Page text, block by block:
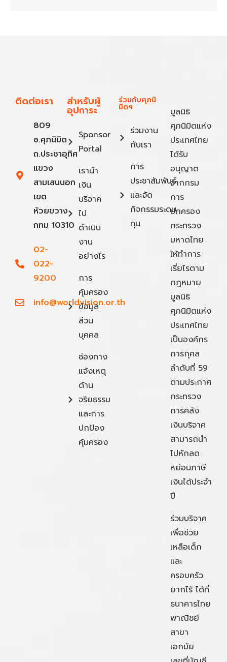
ติดต่อเรา
809
ซ.ศุภนิมิต
ถ.ประชาอุทิศ
แขวง
สามเสนนอก
เขต
ห้วยขวาง
กทม 10310
02-
022-
9200
info@worldvision.or.th
สำหรับผู้
อุปการะ
Sponsor
Portal
เรานำ
เงิน
บริจาค
ไป
ดำเนิน
งาน
อย่างไร
การ
คุ้มครอง
ข้อมูล
ส่วน
บุคคล
ช่องทาง
แจ้งเหตุ
ด้าน
จริยธรรม
และการ
ปกป้อง
คุ้มครอง
ร่วมกับศุภนิ
มิตฯ
ร่วมงาน
กับเรา
การ
ประชาสัมพันธ์
และจัด
กิจกรรมระดม
ทุน
มูลนิธิ
ศุภนิมิตแห่ง
ประเทศไทย
ได้รับ
อนุญาต
จากกรม
การ
ปกครอง
กระทรวง
มหาดไทย
ให้ทำการ
เรี่ยไรตาม
กฎหมาย
มูลนิธิ
ศุภนิมิตแห่ง
ประเทศไทย
เป็นองค์กร
การกุศล
ลำดับที่ 59
ตามประกาศ
กระทรวง
การคลัง
เงินบริจาค
สามารถนำ
ไปหักลด
หย่อนภาษี
เงินได้ประจำ
ปี
ร่วมบริจาค
เพื่อช่วย
เหลือเด็ก
และ
ครอบครัว
ยากไร้ ได้ที่
ธนาคารไทย
พาณิชย์
สาขา
เอกมัย